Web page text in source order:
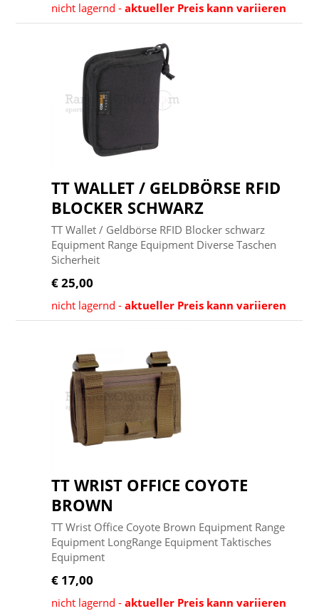
nicht lagernd -aktueller Preis kann variieren
TT WALLET / GELDBÖRSE RFID
BLOCKER SCHWARZ
TT Wallet / Geldbörse RFID Blocker schwarz
Equipment Range Equipment Diverse Taschen
Sicherheit
€ 25,00
nicht lagernd -aktueller Preis kann variieren
TT WRIST OFFICE COYOTE
BROWN
TT Wrist Office Coyote Brown Equipment Range
Equipment LongRange Equipment Taktisches
Equipment
€ 17,00
nicht lagernd -aktueller Preis kann variieren